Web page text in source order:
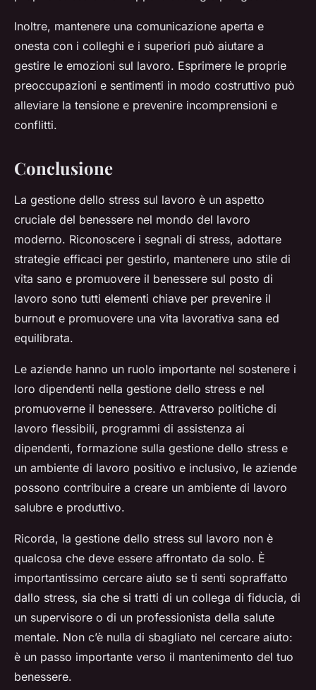
Inoltre, mantenere una comunicazione aperta e
onesta con i colleghi e i superiori può aiutare a
gestire le emozioni sul lavoro. Esprimere le proprie
preoccupazioni e sentimenti in modo costruttivo può
alleviare la tensione e prevenire incomprensioni e
conflitti.
Conclusione
La gestione dello stress sul lavoro è un aspetto
cruciale del benessere nel mondo del lavoro
moderno. Riconoscere i segnali di stress, adottare
strategie efficaci per gestirlo, mantenere uno stile di
vita sano e promuovere il benessere sul posto di
lavoro sono tutti elementi chiave per prevenire il
burnout e promuovere una vita lavorativa sana ed
equilibrata.
Le aziende hanno un ruolo importante nel sostenere i
loro dipendenti nella gestione dello stress e nel
promuoverne il benessere. Attraverso politiche di
lavoro flessibili, programmi di assistenza ai
dipendenti, formazione sulla gestione dello stress e
un ambiente di lavoro positivo e inclusivo, le aziende
possono contribuire a creare un ambiente di lavoro
salubre e produttivo.
Ricorda, la gestione dello stress sul lavoro non è
qualcosa che deve essere affrontato da solo. È
importantissimo cercare aiuto se ti senti sopraffatto
dallo stress, sia che si tratti di un collega di fiducia, di
un supervisore o di un professionista della salute
mentale. Non c’è nulla di sbagliato nel cercare aiuto:
è un passo importante verso il mantenimento del tuo
benessere.